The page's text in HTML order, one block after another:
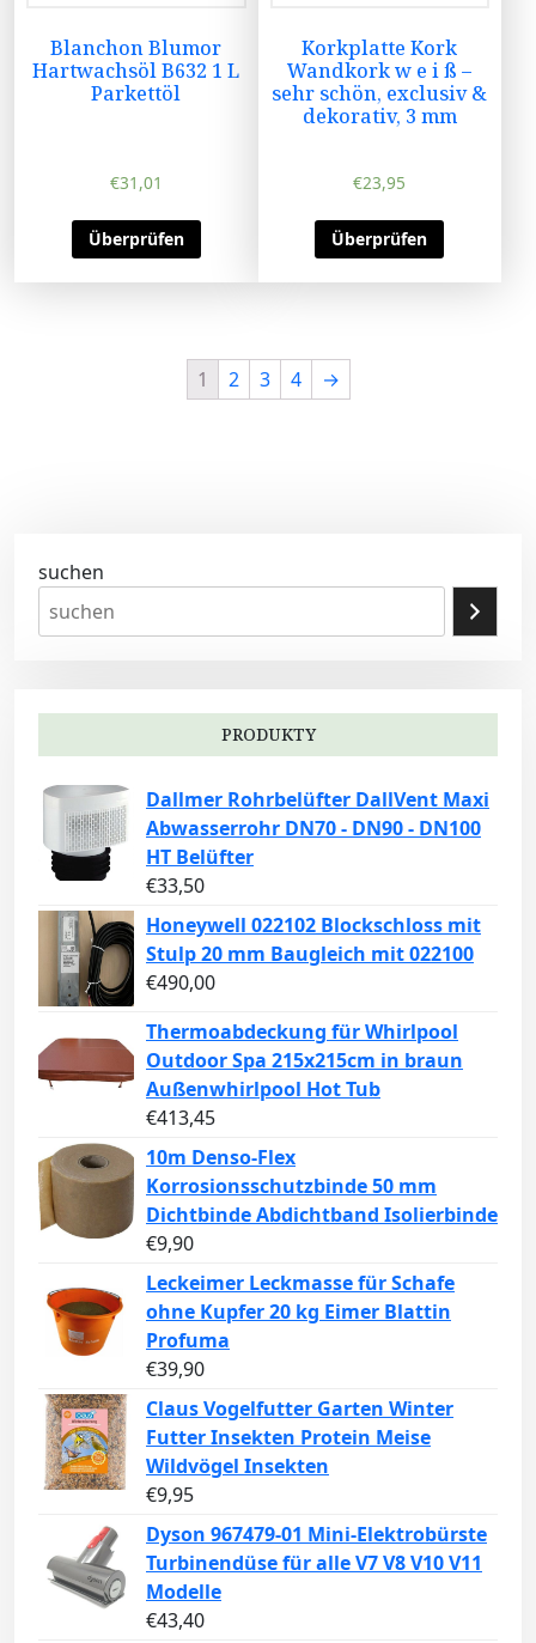
Blanchon Blumor
Hartwachsöl B632 1 L
Parkettöl
€31,01
Überprüfen
Korkplatte Kork
Wandkork w e i ß –
sehr schön, exclusiv &
dekorativ, 3 mm
€23,95
Überprüfen
1 2 3 4 →
suchen
PRODUKTY
Dallmer Rohrbelüfter DallVent Maxi
Abwasserrohr DN70 - DN90 - DN100
HT Belüfter
€33,50
Honeywell 022102 Blockschloss mit
Stulp 20 mm Baugleich mit 022100
€490,00
Thermoabdeckung für Whirlpool
Outdoor Spa 215x215cm in braun
Außenwhirlpool Hot Tub
€413,45
10m Denso-Flex
Korrosionsschutzbinde 50 mm
Dichtbinde Abdichtband Isolierbinde
€9,90
Leckeimer Leckmasse für Schafe
ohne Kupfer 20 kg Eimer Blattin
Profuma
€39,90
Claus Vogelfutter Garten Winter
Futter Insekten Protein Meise
Wildvögel Insekten
€9,95
Dyson 967479-01 Mini-Elektrobürste
Turbinendüse für alle V7 V8 V10 V11
Modelle
€43,40